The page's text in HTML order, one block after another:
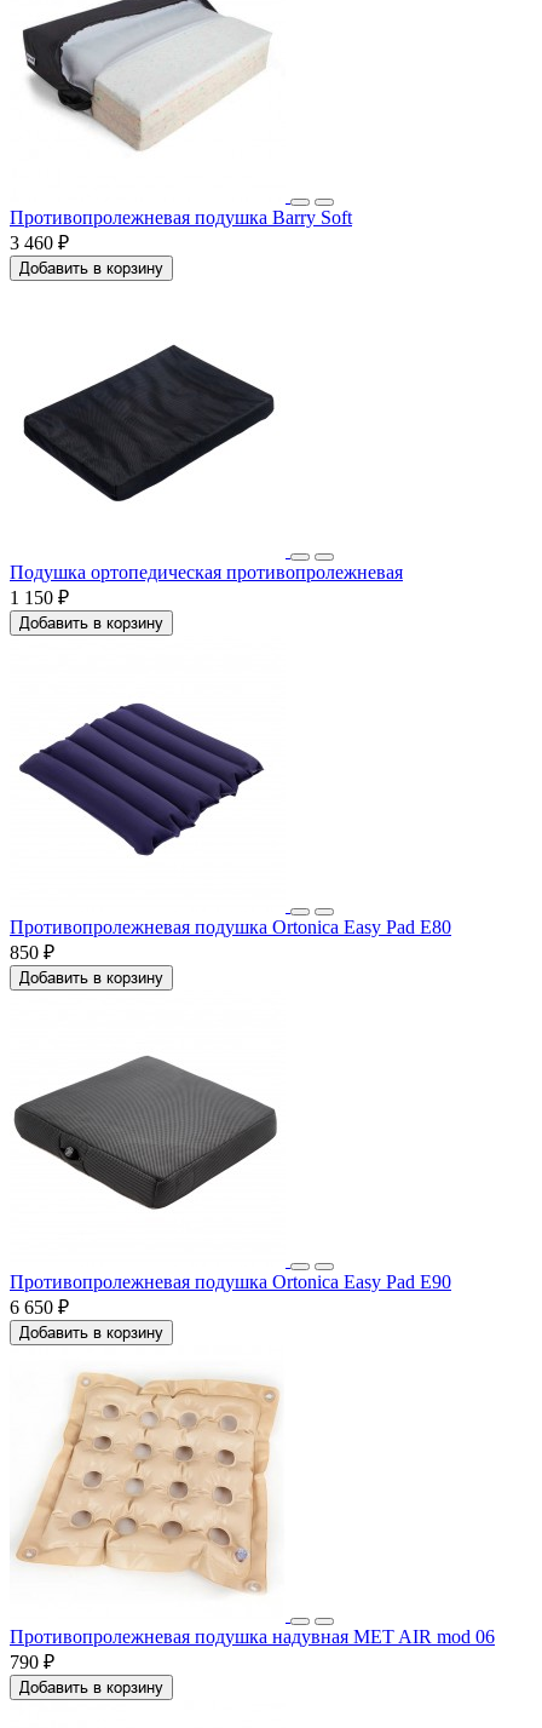
Противопролежневая подушка Barry Soft
3 460 ₽
Добавить в корзину
Подушка ортопедическая противопролежневая
1 150 ₽
Добавить в корзину
Противопролежневая подушка Ortonica Easy Pad E80
850 ₽
Добавить в корзину
Противопролежневая подушка Ortonica Easy Pad E90
6 650 ₽
Добавить в корзину
Противопролежневая подушка надувная MET AIR mod 06
790 ₽
Добавить в корзину